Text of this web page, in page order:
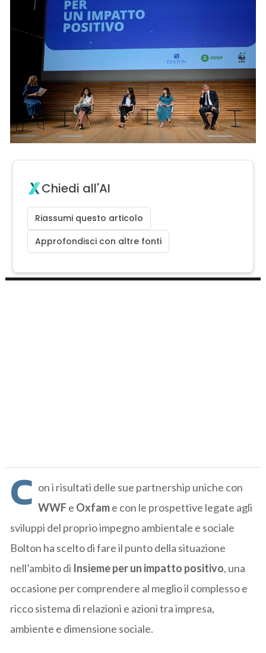
Chiedi all'AI
Riassumi questo articolo
Approfondisci con altre fonti
C on i risultati delle sue partnership uniche con
WWF e Oxfame con le prospettive legate agli
sviluppi del proprio impegno ambientale e sociale
Bolton ha scelto di fare il punto della situazione
nell’ambito di Insieme per un impatto positivo, una
occasione per comprendere al meglio il complesso e
ricco sistema di relazioni e azioni tra impresa,
ambiente e dimensione sociale.